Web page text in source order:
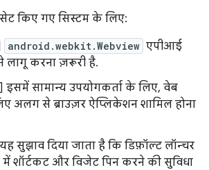
किए गए सिस्टम के लिए:
android.webkit.Webview एपीआई
लागू करना ज़रूरी है.
इसमें सामान्य उपयोगकर्ता के लिए, वेब
अलग से ब्राउज़र ऐप्लिकेशन शामिल होना
सुझाव दिया जाता है कि डिफ़ॉल्ट लॉन्चर
शॉर्टकट और विजेट पिन करने की सुविधा